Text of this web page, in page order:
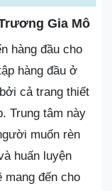
Gia Mô
hàng đầu cho
hàng đầu ở
cả trang thiết
Trung tâm này
muốn rèn
huấn luyện
mang đến cho